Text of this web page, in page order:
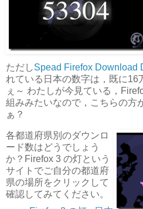
ただしSpead Firefox Download
れている日本の数字は，既に16
ぇ～ わたしが今見ている，
組みみたいなので，こちらの方
ぁ？
各都道府県別のダウンロ
ード数はどうでしょう
か？Firefox 3 の灯という
サイトでご自分の都道府
県の場所をクリックして
確認してみてください。